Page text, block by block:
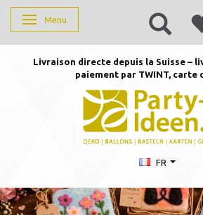
Basculer la navigation
Menu
Livraison directe depuis la Suisse –
paiement par TWINT, carte
FR